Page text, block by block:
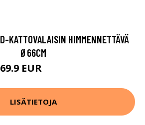
KATTOVALAISIN HIMMENNETTÄVÄ
Ø66CM
EUR
LISÄTIETOJA